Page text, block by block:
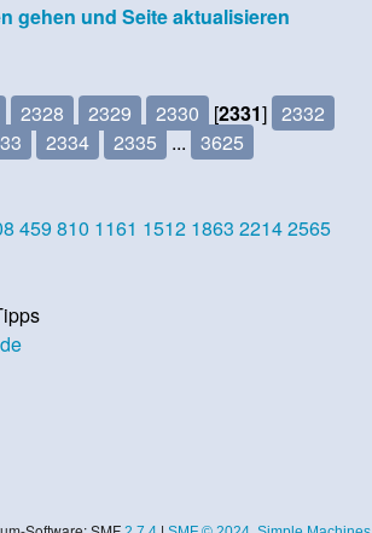
gehen und Seite aktualisieren
2328 2329 2330 [2331] 2332
2334 2335 ... 3625
459 810 1161 1512 1863 22142565